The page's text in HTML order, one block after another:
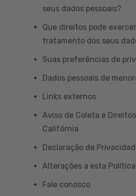
seus dados pessoais?
Que direitos pode
tratamento dos seus
Suas preferências de
Dados pessoais de
Links externos
Aviso de Coleta e
Califórnia
Declaração de
Alterações a esta Política
Fale conosco